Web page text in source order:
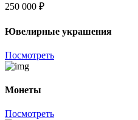
250 000 ₽
Ювелирные украшения
Посмотреть
Монеты
Посмотреть